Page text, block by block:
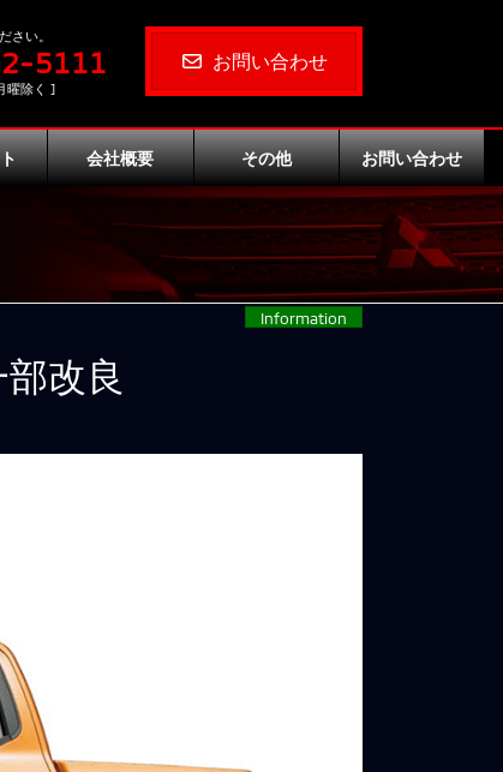
さい。
5111
曜除く ]
お問い合わせ
会社概要 その他 お問い合わせ
Information
改良